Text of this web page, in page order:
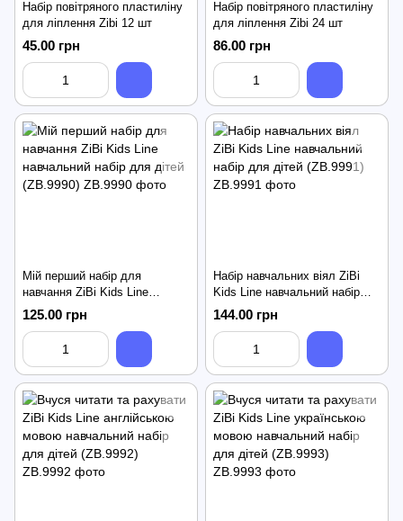
Набір повітряного пластиліну
для ліплення Zibi 12 шт
45.00 грн
Набір повітряного пластиліну
для ліплення Zibi 24 шт
86.00 грн
Мій перший набір для
навчання ZiBi Kids Line
навчальний набір для дітей
(ZB.9990)
125.00 грн
Набір навчальних віял ZiBi
Kids Line навчальний набір
для дітей (ZB.9991)
144.00 грн